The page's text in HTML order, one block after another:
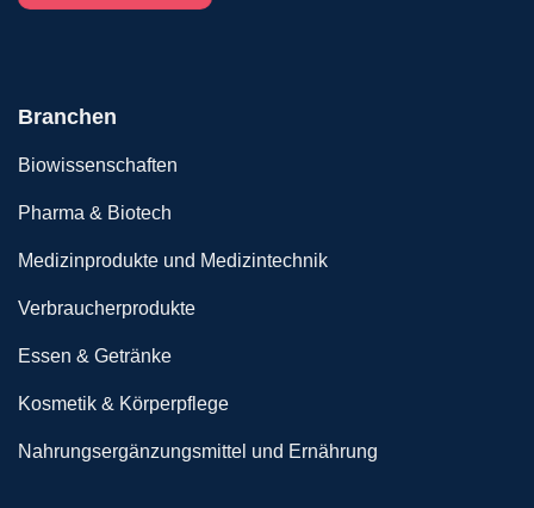
Branchen
Biowissenschaften
Pharma & Biotech
Medizinprodukte und Medizintechnik
Verbraucherprodukte
Essen & Getränke
Kosmetik & Körperpflege
Nahrungsergänzungsmittel und Ernährung